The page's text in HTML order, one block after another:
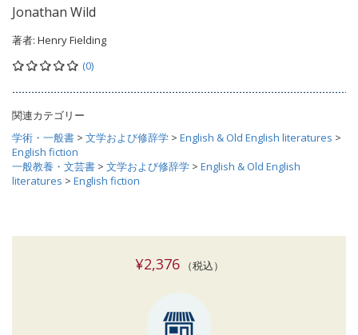
Jonathan Wild
著者: Henry Fielding
(0)
関連カテゴリー
学術・一般書 > 文学および修辞学 > English & Old English literatures >
English fiction
一般教養・文芸書 > 文学および修辞学 > English & Old English
literatures > English fiction
¥2,376（税込）